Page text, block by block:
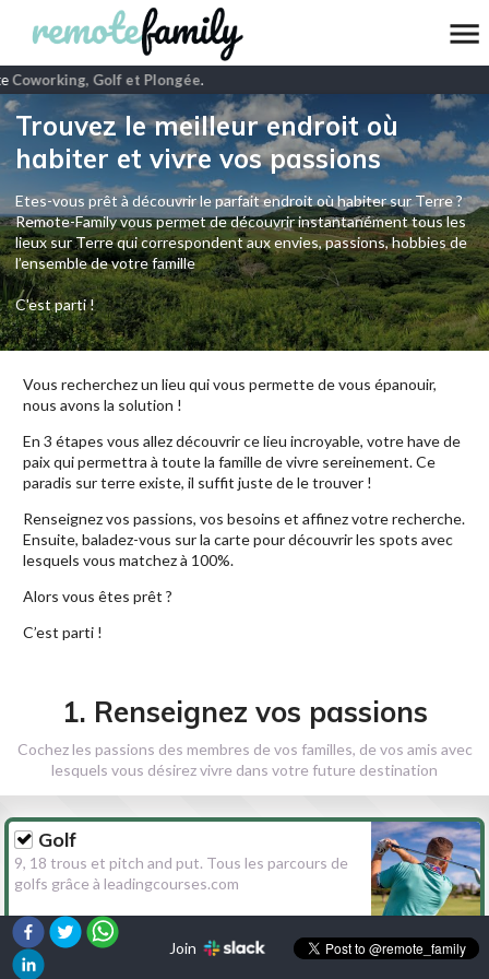
Coworking, Golf et Plongée.
Trouvez le meilleur endroit où
habiter et vivre vos passions
Etes-vous prêt à découvrir le parfait endroit où habiter sur Terre ?
Remote-Family vous permet de découvrir instantanément tous les
lieux sur Terre qui correspondent aux envies, passions, hobbies de
l’ensemble de votre famille
C'est parti !
Vous recherchez un lieu qui vous permette de vous épanouir,
nous avons la solution !
En 3 étapes vous allez découvrir ce lieu incroyable, votre have de
paix qui permettra à toute la famille de vivre sereinement. Ce
paradis sur terre existe, il suffit juste de le trouver !
Renseignez vos passions, vos besoins et affinez votre recherche.
Ensuite, baladez-vous sur la carte pour découvrir les spots avec
lesquels vous matchez à 100%.
Alors vous êtes prêt ?
C’est parti !
1. Renseignez vos passions
Cochez les passions des membres de vos familles, de vos amis avec
lesquels vous désirez vivre dans votre future destination
Golf
9, 18 trous et pitch and put. Tous les parcours de
golfs grâce à leadingcourses.com
Randonnée
Join